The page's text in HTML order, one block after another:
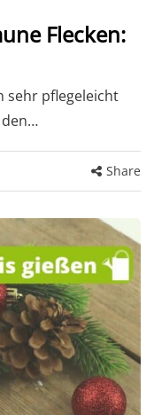
Flecken:
sehr pflegeleicht
den…
Share